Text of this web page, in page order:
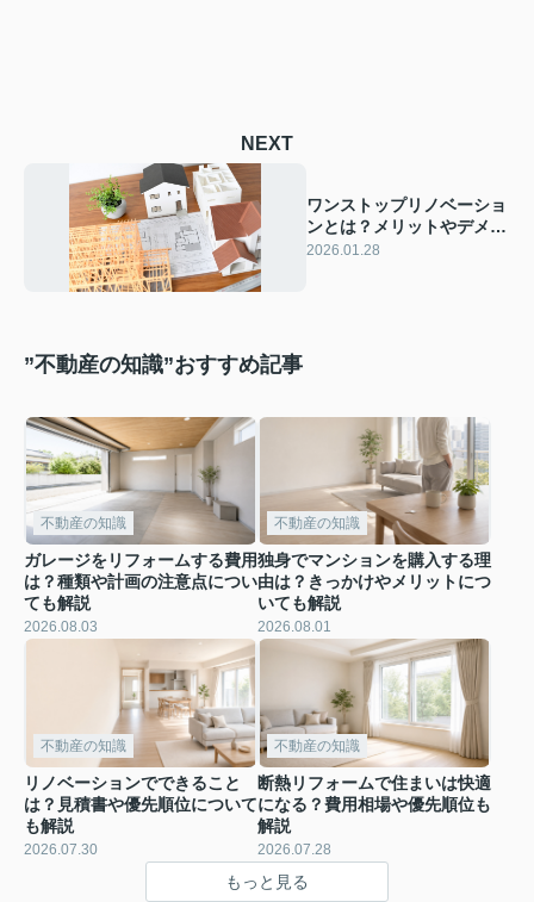
NEXT
ワンストップリノベーショ
ンとは？メリットやデメリ
ットについても解説
2026.01.28
”不動産の知識”おすすめ記事
不動産の知識
ガレージをリフォームする費用
は？種類や計画の注意点につい
ても解説
2026.08.03
不動産の知識
独身でマンションを購入する理
由は？きっかけやメリットにつ
いても解説
2026.08.01
不動産の知識
リノベーションでできること
は？見積書や優先順位について
も解説
2026.07.30
不動産の知識
断熱リフォームで住まいは快適
になる？費用相場や優先順位も
解説
2026.07.28
もっと見る